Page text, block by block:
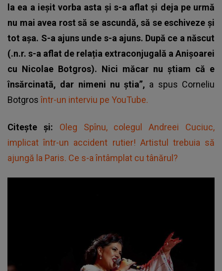
la ea a ieșit vorba asta și s-a aflat și deja pe urmă
nu mai avea rost să se ascundă, să se eschiveze și
tot așa. S-a ajuns unde s-a ajuns. După ce a născut
(.n.r. s-a aflat de relația extraconjugală a Anișoarei
cu Nicolae Botgros). Nici măcar nu știam că e
însărcinată, dar nimeni nu știa”, a spus Corneliu
Botgrosîntr-un interviu pe YouTube.
Citește și: Oleg Spînu, colegul Andreei Cuciuc,
implicat într-un accident rutier! Artistul trebuia să
ajungă la Paris. Ce s-a întâmplat cu tânărul?